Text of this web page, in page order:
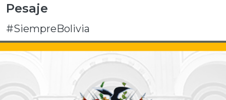
Pesaje
#SiempreBolivia